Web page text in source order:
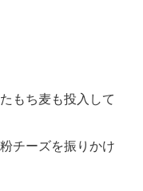
もち麦も投入して
チーズを振りかけ